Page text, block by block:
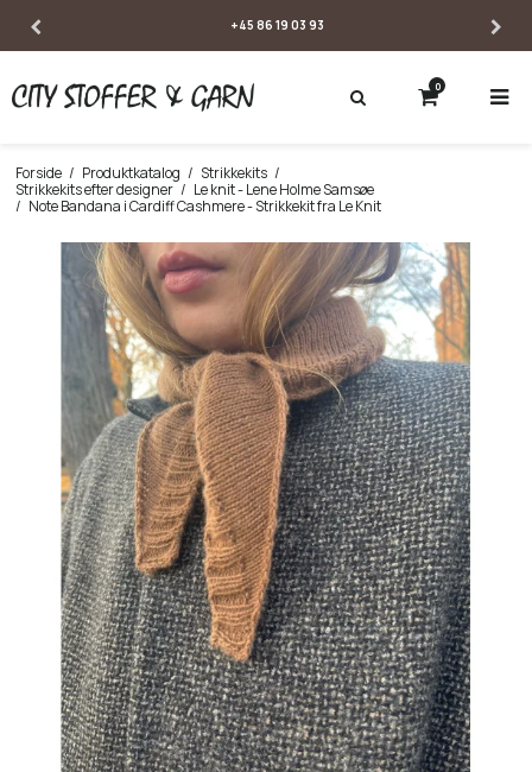
SE ÅBNINGSTIDER
0
Forside / Produktkatalog / Strikkekits /
Strikkekits efter designer / Le knit - Lene Holme Samsøe
/ Note Bandana i Cardiff Cashmere - Strikkekit fra Le Knit